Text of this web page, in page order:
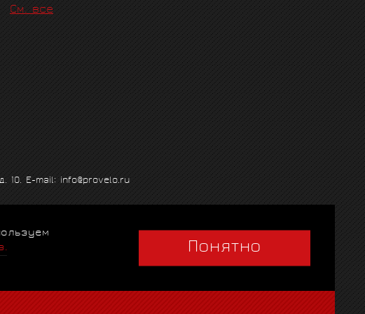
См. все
10. E-mail: info@provelo.ru
Политика использования cookiesПонятно